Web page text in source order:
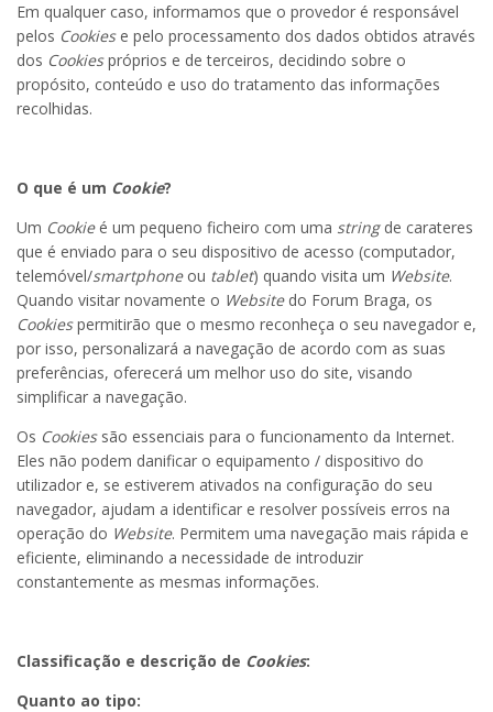
Em qualquer caso, informamos que o provedor é responsável
pelos Cookiese pelo processamento dos dados obtidos através
dos Cookiespróprios e de terceiros, decidindo sobre o
propósito, conteúdo e uso do tratamento das informações
recolhidas.
O que é um Cookie?
Um Cookieé um pequeno ficheiro com uma stringde carateres
que é enviado para o seu dispositivo de acesso (computador,
telemóvel/smartphoneou tablet) quando visita um Website.
Quando visitar novamente o Websitedo Forum Braga, os
Cookiespermitirão que o mesmo reconheça o seu navegador e,
por isso, personalizará a navegação de acordo com as suas
preferências, oferecerá um melhor uso do site, visando
simplificar a navegação.
Os Cookiessão essenciais para o funcionamento da Internet.
Eles não podem danificar o equipamento / dispositivo do
utilizador e, se estiverem ativados na configuração do seu
navegador, ajudam a identificar e resolver possíveis erros na
operação do Website. Permitem uma navegação mais rápida e
eficiente, eliminando a necessidade de introduzir
constantemente as mesmas informações.
Classificação e descrição de Cookies:
Quanto ao tipo: